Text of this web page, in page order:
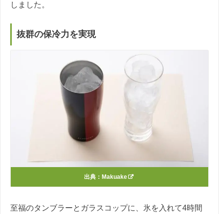
しました。
抜群の保冷力を実現
出典： Makuake
至福のタンブラーとガラスコップに、氷を入れて4時間